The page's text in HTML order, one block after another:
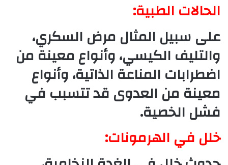
الحالات الطبية:
على سبيل المثال مرض السكري،
والتليف الكيسي، وأنواع معينة من
اضطرابات المناعة الذاتية، وأنواع
معينة من العدوى قد تتسبب في
فشل الخصية.
خلل في الهرمونات: